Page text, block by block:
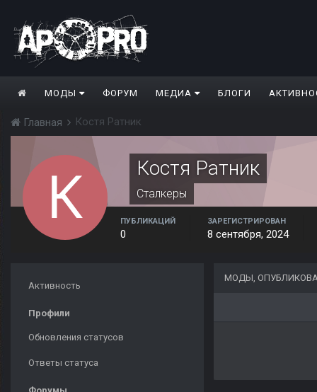
МОДЫ ФОРУМ МЕДИА БЛОГИ
Главная Костя Ратник
Костя Ратник
Сталкеры
ПУБЛИКАЦИЙ
0
ЗАРЕГИСТРИРОВАН
8 сентября, 2024
Активность
Профили
Обновления статусов
Ответы статуса
МОДЫ,